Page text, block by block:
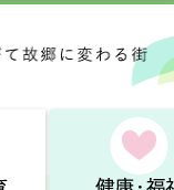
この